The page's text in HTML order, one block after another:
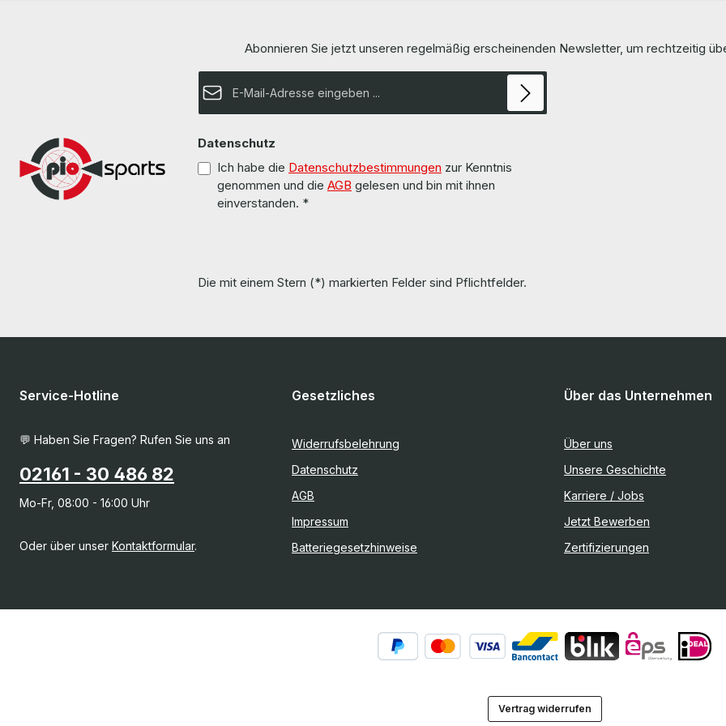
Informationen und Details finden Sie auf den
details can be found on the pages of the
More information and details can
Abonnieren Sie jetzt unseren regelmäßig erscheinenden Newsletter, um rechtzeitig
E-Mail-Adresse*
Datenschutz
Ich habe die Datenschutzbestimmungen zur Kenntnis
genommen und die AGB gelesen und bin mit ihnen
einverstanden. *
Die mit einem Stern (*) markierten Felder sind Pflichtfelder.
Service-Hotline
💬 Haben Sie Fragen? Rufen Sie uns an
02161 - 30 486 82
Mo-Fr, 08:00 - 16:00 Uhr
Oder über unser Kontaktformular.
Gesetzliches
Widerrufsbelehrung
Datenschutz
AGB
Impressum
Batteriegesetzhinweise
Über das Unternehmen
Über uns
Unsere Geschichte
Karriere / Jobs
Jetzt Bewerben
Zertifizierungen
Vertrag widerrufen